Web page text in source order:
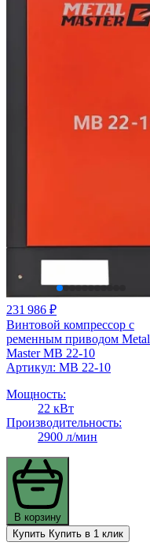
231 986 ₽
Винтовой компрессор с
ременным приводом Metal
Master MB 22-10
Артикул: MB 22-10
Мощность:
22 кВт
Производительность:
2900 л/мин
В корзину
Купить Купить в 1 клик